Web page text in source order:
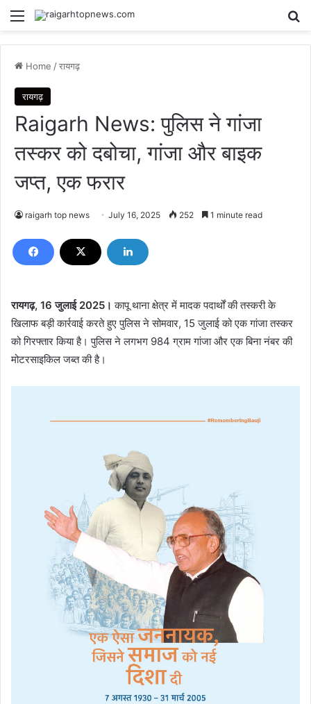
Menu
Home /रायगढ़
रायगढ़
Raigarh News: पुलिस ने गांजा
तस्कर को दबोचा, गांजा और बाइक
जप्त, एक फरार
raigarh top news July 16, 2025 252 1 minute read
रायगढ़, 16 जुलाई 2025। कापू थाना क्षेत्र में मादक पदार्थों की तस्करी के
खिलाफ बड़ी कार्रवाई करते हुए पुलिस ने सोमवार, 15 जुलाई को एक गांजा तस्कर
को गिरफ्तार किया है। पुलिस ने लगभग 984 ग्राम गांजा और एक बिना नंबर की
मोटरसाइकिल जब्त की है।